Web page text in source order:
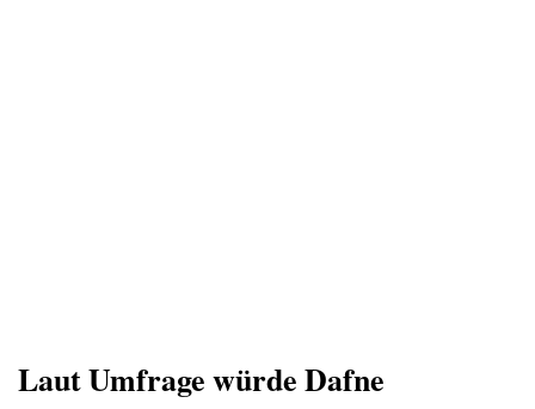
Laut Umfrage würde Dafne